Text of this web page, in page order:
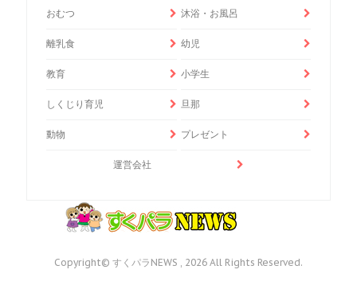
おむつ 沐浴・お風呂
離乳食 幼児
教育 小学生
しくじり育児 旦那
動物 プレゼント
運営会社
Copyright© すくパラNEWS , 2026 All Rights Reserved.